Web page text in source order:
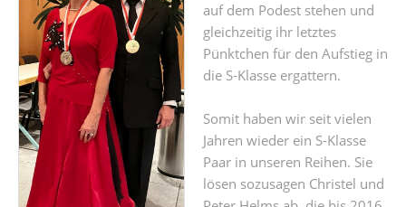
auf dem Podest stehen und
gleichzeitig ihr letztes
Pünktchen für den Aufstieg in
die S-Klasse ergattern.
Somit haben wir seit vielen
Jahren wieder ein S-Klasse
Paar in unseren Reihen. Sie
lösen sozusagen Christel und